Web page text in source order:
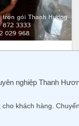
nghiệp Thanh
khách hàng.